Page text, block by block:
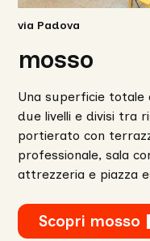
via Padova
mosso
Una superficie totale
due livelli e divisi tra
portierato con
professionale, sala
attrezzeria e piazza
Scopri mosso